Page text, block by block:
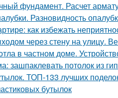
фундамент. Расчет
Разновидность
как избежать
через стену на улицу.
в частном доме.
зашпаклевать потолок из
ТОП-133 лучших
бутылок